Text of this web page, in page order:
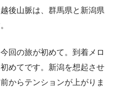
後山脈は、群馬県と新潟県
回の旅が初めて。到着メロ
めてです。新潟を想起させ
からテンションが上がりま